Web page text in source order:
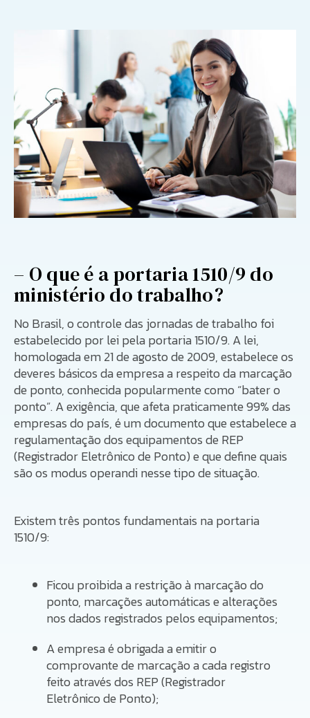
– O que é a portaria 1510/9 do
ministério do trabalho?
No Brasil, o controle das jornadas de trabalho foi
estabelecido por lei pela portaria 1510/9. A lei,
homologada em 21 de agosto de 2009, estabelece os
deveres básicos da empresa a respeito da marcação
de ponto, conhecida popularmente como “bater o
ponto”. A exigência, que afeta praticamente 99% das
empresas do país, é um documento que estabelece a
regulamentação dos equipamentos de REP
(Registrador Eletrônico de Ponto) e que define quais
são os modus operandi nesse tipo de situação.
Existem três pontos fundamentais na portaria
1510/9:
Ficou proibida a restrição à marcação do
ponto, marcações automáticas e alterações
nos dados registrados pelos equipamentos;
A empresa é obrigada a emitir o
comprovante de marcação a cada registro
feito através dos REP (Registrador
Eletrônico de Ponto);